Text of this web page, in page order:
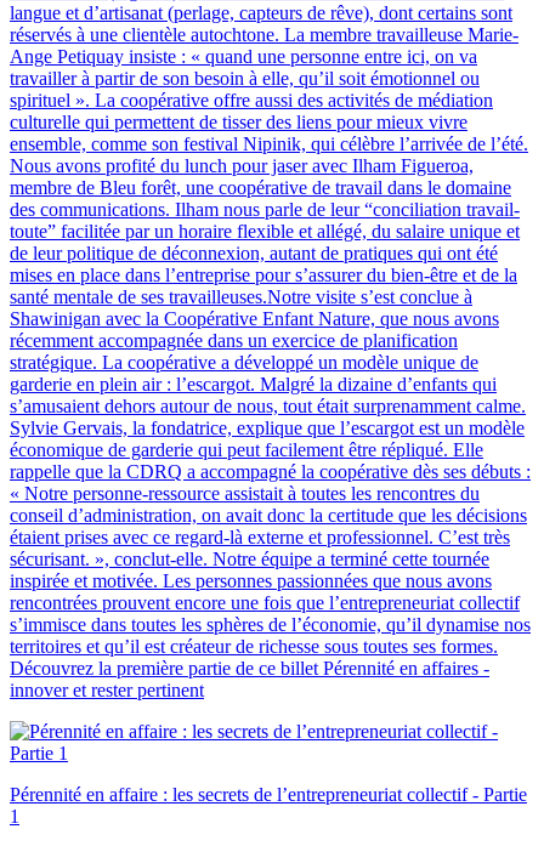
langue et d’artisanat (perlage, capteurs de rêve), dont certains sont
réservés à une clientèle autochtone. La membre travailleuse Marie-
Ange Petiquay insiste : « quand une personne entre ici, on va
travailler à partir de son besoin à elle, qu’il soit émotionnel ou
spirituel ». La coopérative offre aussi des activités de médiation
culturelle qui permettent de tisser des liens pour mieux vivre
ensemble, comme son festival Nipinik, qui célèbre l’arrivée de l’été.
Nous avons profité du lunch pour jaser avec Ilham Figueroa,
membre de Bleu forêt, une coopérative de travail dans le domaine
des communications. Ilham nous parle de leur “conciliation travail-
toute” facilitée par un horaire flexible et allégé, du salaire unique et
de leur politique de déconnexion, autant de pratiques qui ont été
mises en place dans l’entreprise pour s’assurer du bien-être et de la
santé mentale de ses travailleuses.Notre visite s’est conclue à
Shawinigan avec la Coopérative Enfant Nature, que nous avons
récemment accompagnée dans un exercice de planification
stratégique. La coopérative a développé un modèle unique de
garderie en plein air : l’escargot. Malgré la dizaine d’enfants qui
s’amusaient dehors autour de nous, tout était surprenamment calme.
Sylvie Gervais, la fondatrice, explique que l’escargot est un modèle
économique de garderie qui peut facilement être répliqué. Elle
rappelle que la CDRQ a accompagné la coopérative dès ses débuts :
« Notre personne-ressource assistait à toutes les rencontres du
conseil d’administration, on avait donc la certitude que les décisions
étaient prises avec ce regard-là externe et professionnel. C’est très
sécurisant. », conclut-elle. Notre équipe a terminé cette tournée
inspirée et motivée. Les personnes passionnées que nous avons
rencontrées prouvent encore une fois que l’entrepreneuriat collectif
s’immisce dans toutes les sphères de l’économie, qu’il dynamise nos
territoires et qu’il est créateur de richesse sous toutes ses formes.
Découvrez la première partie de ce billet Pérennité en affaires -
innover et rester pertinent
Pérennité en affaire : les secrets de l’entrepreneuriat collectif - Partie
1